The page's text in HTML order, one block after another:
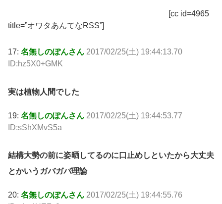
[cc id=4965
title=”オワタあんてなRSS”]
17: 名無しのぽんさん 2017/02/25(土) 19:44:13.70
ID:hz5X0+GMK
実は植物人間でした
19: 名無しのぽんさん 2017/02/25(土) 19:44:53.77
ID:sShXMvS5a
結構大勢の前に姿晒してるのに口止めしといたから大丈夫
とかいうガバガバ理論
20: 名無しのぽんさん 2017/02/25(土) 19:44:55.76